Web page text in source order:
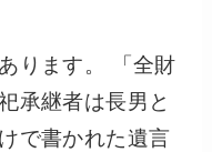
ります。 「全財
承継者は長男と
で書かれた遺言